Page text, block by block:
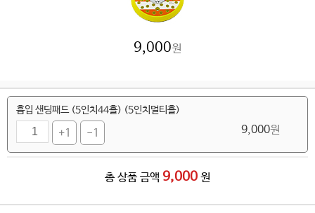
9,000원
흡입 샌딩패드 (5인치44홀) (5인치멀티홀)
+1 -1 9,000원
총 상품 금액 9,000 원